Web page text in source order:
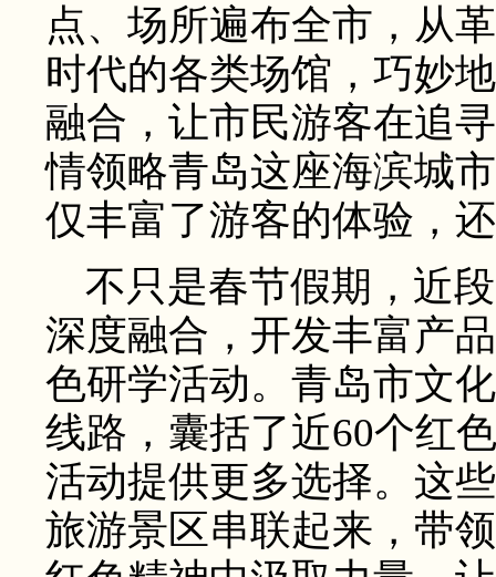
点、场所遍布全市，从
时代的各类场馆，巧妙
融合，让市民游客在追
情领略青岛这座海滨城
仅丰富了游客的体验，
不只是春节假期，近
深度融合，开发丰富产
色研学活动。青岛市文
线路，囊括了近60个红
活动提供更多选择。这
旅游景区串联起来，带